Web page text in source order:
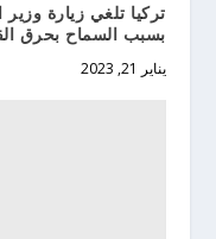
تركيا تلغي زيارة
بسبب السماح بحرق
يناير 21, 2023